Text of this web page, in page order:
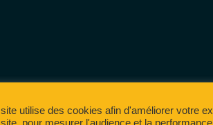
utilise des cookies afin d'améliorer votre
pour mesurer l'audience et la